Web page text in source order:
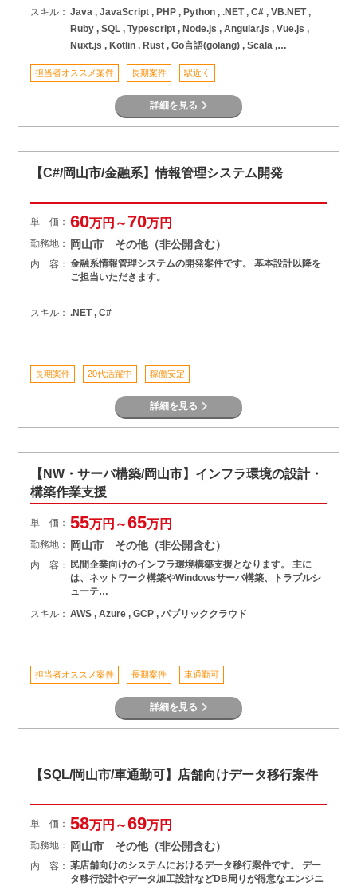
スキル： Java , JavaScript , PHP , Python , .NET , C# , VB.NET ,
Ruby , SQL , Typescript , Node.js , Angular.js , Vue.js ,
Nuxt.js , Kotlin , Rust , Go言語(golang) , Scala ,
Shell(C/B/K) , Objective-C , VB/VBA , PyTorch ,
TensorFlow , C言語 , C++ , VC++ , COBOL , アセンブラ , そ
の他言語 , AWS , Azure , GCP , パブリッククラウド ,
Microsoft365 , Cisco , React , Next.js , Laravel , Spring
Boot , Flask , Android , iOS , Swift , Flutter , React Native
担当者オススメ案件 長期案件 駅近く
詳細を見る
【C#/岡山市/金融系】情報管理システム開発
単 価： 60万円～70万円
勤務地： 岡山市 その他（非公開含む）
内 容： 金融系情報管理システムの開発案件です。 基本設計以降を
ご担当いただきます。
スキル： .NET , C#
長期案件 20代活躍中 稼働安定
詳細を見る
【NW・サーバ構築/岡山市】インフラ環境の設計・
構築作業支援
単 価： 55万円～65万円
勤務地： 岡山市 その他（非公開含む）
内 容：
民間企業向けのインフラ環境構築支援となります。 主に
は、ネットワーク構築やWindowsサーバ構築、トラブルシ
ューテ…
スキル： AWS , Azure , GCP , パブリッククラウド
担当者オススメ案件 長期案件 車通勤可
詳細を見る
【SQL/岡山市/車通勤可】店舗向けデータ移行案件
単 価： 58万円～69万円
勤務地： 岡山市 その他（非公開含む）
内 容： 某店舗向けのシステムにおけるデータ移行案件です。 デー
タ移行設計やデータ加工設計などDB周りが得意なエンジニ